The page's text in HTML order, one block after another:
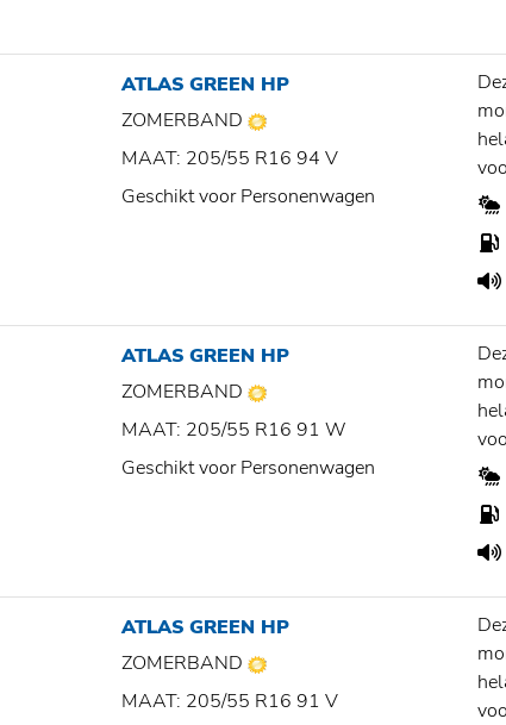
ATLAS GREEN HP
ZOMERBAND
MAAT: 205/55 R16 94 V
Geschikt voor Personenwagen
ATLAS GREEN HP
ZOMERBAND
MAAT: 205/55 R16 91 W
Geschikt voor Personenwagen
ATLAS GREEN HP
ZOMERBAND
MAAT: 205/55 R16 91 V